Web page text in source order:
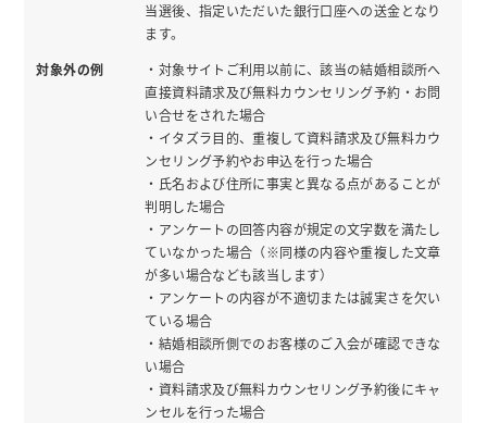
当選後、指定いただいた銀行口座への送金となり
ます。
対象外の例
・対象サイトご利用以前に、該当の結婚相談所へ
直接資料請求及び無料カウンセリング予約・お問
い合せをされた場合
・イタズラ目的、重複して資料請求及び無料カウ
ンセリング予約やお申込を行った場合
・氏名および住所に事実と異なる点があることが
判明した場合
・アンケートの回答内容が規定の文字数を満たし
ていなかった場合（※同様の内容や重複した文章
が多い場合なども該当します）
・アンケートの内容が不適切または誠実さを欠い
ている場合
・結婚相談所側でのお客様のご入会が確認できな
い場合
・資料請求及び無料カウンセリング予約後にキャ
ンセルを行った場合